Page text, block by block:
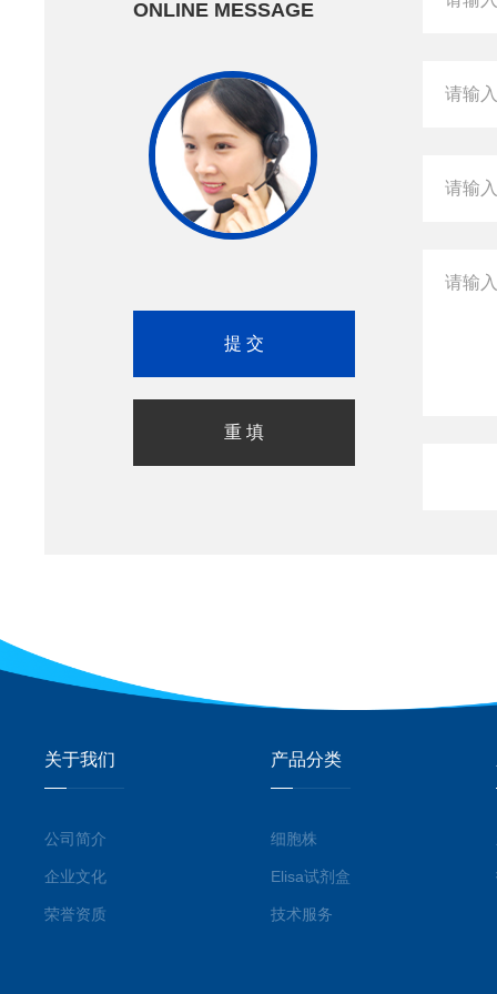
ONLINE MESSAGE
关于我们
公司简介
企业文化
荣誉资质
产品分类
细胞株
Elisa试剂盒
技术服务